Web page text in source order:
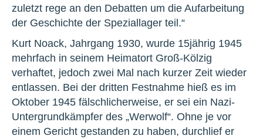
zuletzt rege an den Debatten um die Aufarbeitung
der Geschichte der Speziallager teil.“
Kurt Noack, Jahrgang 1930, wurde 15jährig 1945
mehrfach in seinem Heimatort Groß-Kölzig
verhaftet, jedoch zwei Mal nach kurzer Zeit wieder
entlassen. Bei der dritten Festnahme hieß es im
Oktober 1945 fälschlicherweise, er sei ein Nazi-
Untergrundkämpfer des „Werwolf“. Ohne je vor
einem Gericht gestanden zu haben, durchlief er